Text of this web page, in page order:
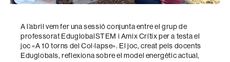
A l’abril vem fer una sessió conjunta entre el grup de
professorat EduglobalSTEM i Amix Crítix per a testa el
joc «A 10 torns del Col·lapse». El joc, creat pels docents
Eduglobals, reflexiona sobre el model energètic actual,